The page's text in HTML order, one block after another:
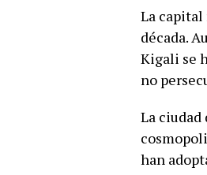
La
década.
Kigali se
no
La
han